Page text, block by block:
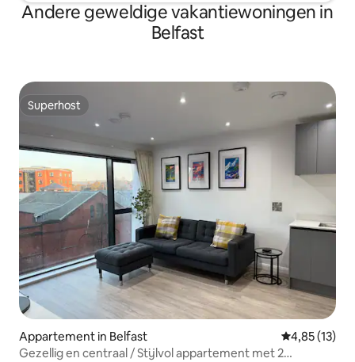
Andere geweldige vakantiewoningen in
Belfast
Superhost
Superhost
Appartement in Belfast Gemiddelde
4,85 (13)
Gezellig en centraal / Stijlvol appartement met 2